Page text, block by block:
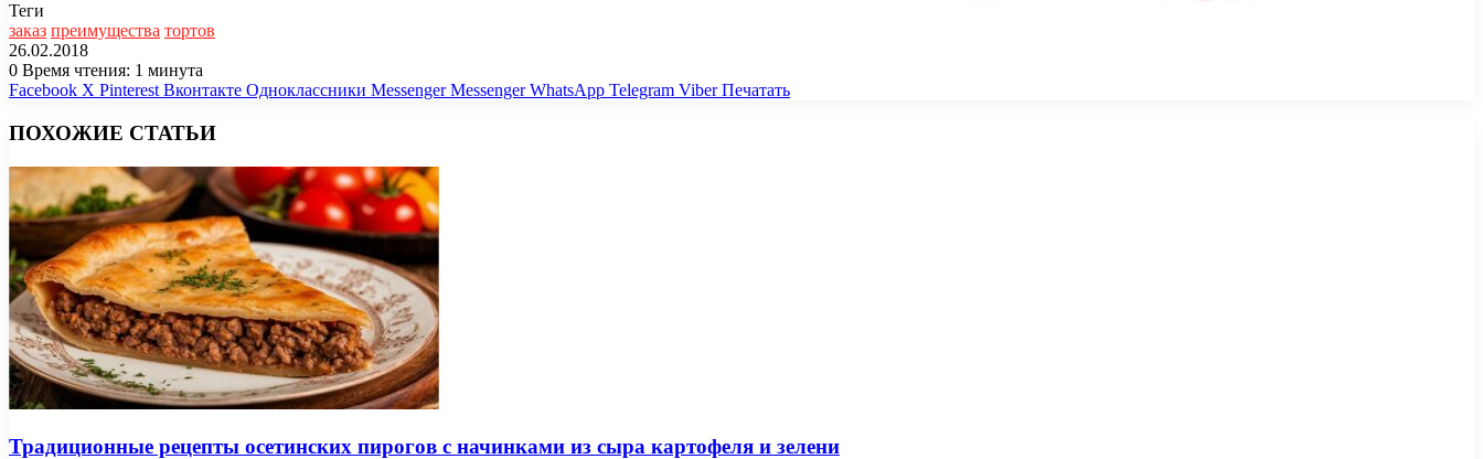
Теги
заказ преимущества тортов
26.02.2018
0 Время чтения: 1 минута
Facebook X Pinterest Вконтакте Одноклассники Messenger Messenger WhatsApp Telegram Viber Печатать
ПОХОЖИЕ СТАТЬИ
Традиционные рецепты осетинских пирогов с начинками из сыра картофеля и зелени